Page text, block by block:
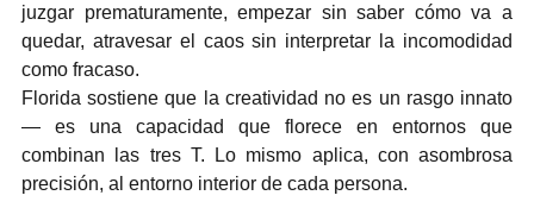
juzgar prematuramente, empezar sin saber cómo va a
quedar, atravesar el caos sin interpretar la incomodidad
como fracaso.
Florida sostiene que la creatividad no es un rasgo innato
— es una capacidad que florece en entornos que
combinan las tres T. Lo mismo aplica, con asombrosa
precisión, al entorno interior de cada persona.